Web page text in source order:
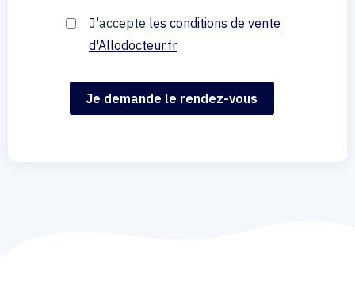
J'accepte les conditions de vente
d'Allodocteur.fr